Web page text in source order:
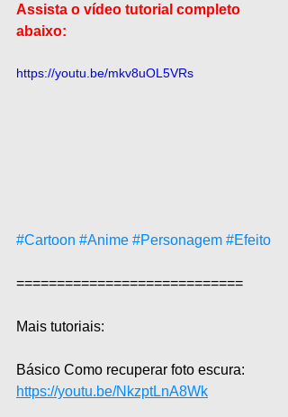
Assista o vídeo tutorial completo
abaixo:
https://youtu.be/mkv8uOL5VRs
#Cartoon #Anime #Personagem #Efeito
============================
Mais tutoriais:
Básico Como recuperar foto escura:
https://youtu.be/NkzptLnA8Wk